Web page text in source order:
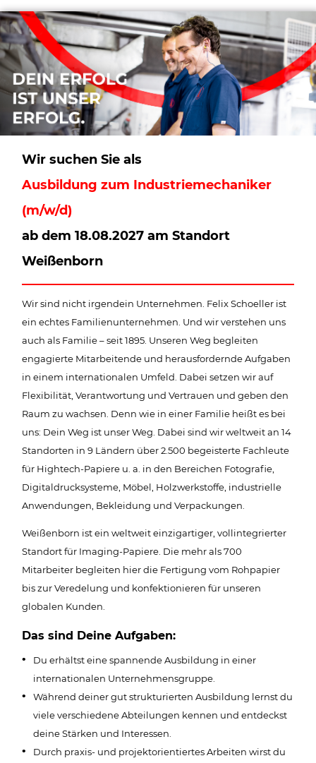
Wir suchen Sie als
Ausbildung zum Industriemechaniker
(m/w/d)
ab dem 18.08.2027 am Standort
Weißenborn
Wir sind nicht irgendein Unternehmen. Felix Schoeller ist
ein echtes Familienunternehmen. Und wir verstehen uns
auch als Familie – seit 1895. Unseren Weg begleiten
engagierte Mitarbeitende und herausfordernde Aufgaben
in einem internationalen Umfeld. Dabei setzen wir auf
Flexibilität, Verantwortung und Vertrauen und geben den
Raum zu wachsen. Denn wie in einer Familie heißt es bei
uns: Dein Weg ist unser Weg. Dabei sind wir weltweit an 14
Standorten in 9 Ländern über 2.500 begeisterte Fachleute
für Hightech-Papiere u. a. in den Bereichen Fotografie,
Digitaldrucksysteme, Möbel, Holzwerkstoffe, industrielle
Anwendungen, Bekleidung und Verpackungen.
Weißenborn ist ein weltweit einzigartiger, vollintegrierter
Standort für Imaging-Papiere. Die mehr als 700
Mitarbeiter begleiten hier die Fertigung vom Rohpapier
bis zur Veredelung und konfektionieren für unseren
globalen Kunden.
Das sind Deine Aufgaben:
Du erhältst eine spannende Ausbildung in einer
internationalen Unternehmensgruppe.
Während deiner gut strukturierten Ausbildung lernst du
viele verschiedene Abteilungen kennen und entdeckst
deine Stärken und Interessen.
Durch praxis- und projektorientiertes Arbeiten wirst du